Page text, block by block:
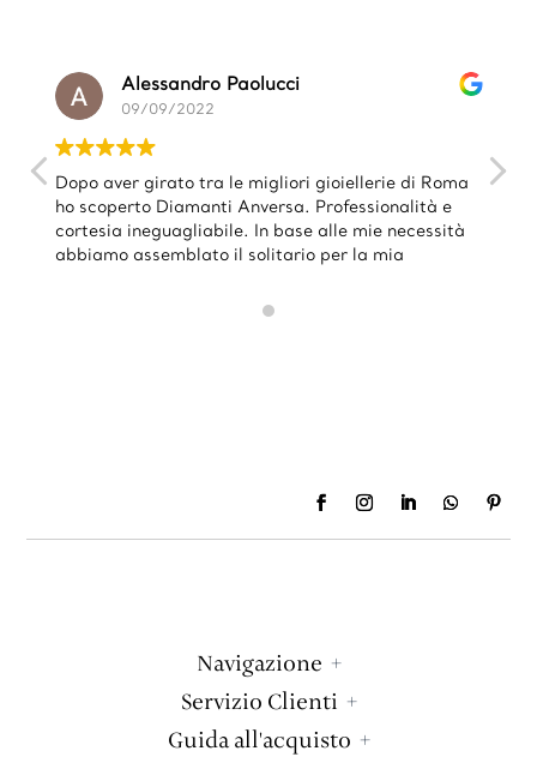
Alessandro Paolucci
09/09/2022
Dopo aver girato tra le migliori gioiellerie di Roma
ho scoperto Diamanti Anversa. Professionalità e
cortesia ineguagliabile. In base alle mie necessità
abbiamo assemblato il solitario per la mia
nemmeno immaginato). Francesco mi ha seguito e
Navigazione
Servizio Clienti
Guida all'acquisto